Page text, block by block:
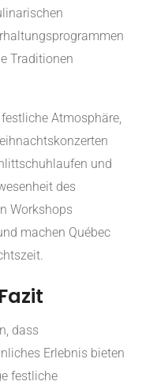
Traditionen
Atmosphäre,
und
des
Workshops
machen Québec
dass
Erlebnis bieten
festliche